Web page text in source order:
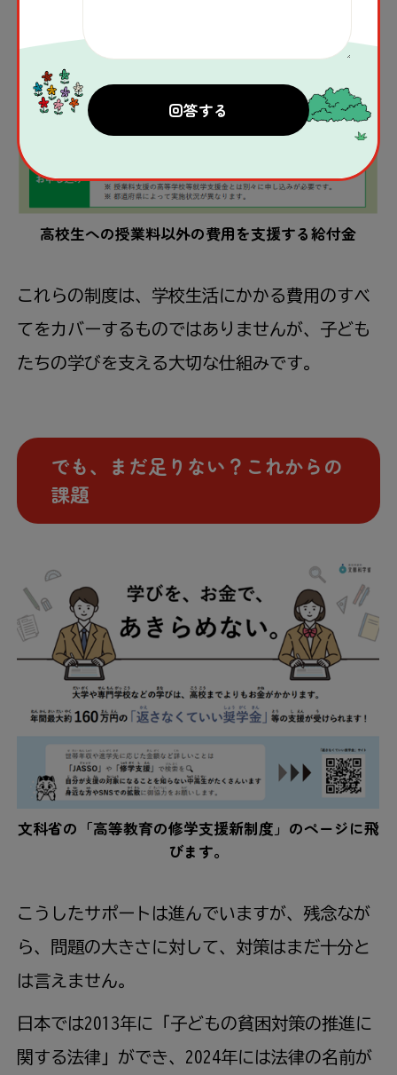
高校生への授業料以外の費用を支援する給付金
これらの制度は、学校生活にかかる費用のすべ
てをカバーするものではありませんが、子ども
たちの学びを支える大切な仕組みです。
でも、まだ足りない？これからの
課題
文科省の「高等教育の修学支援新制度」のページに飛
びます。
こうしたサポートは進んでいますが、残念なが
ら、問題の大きさに対して、対策はまだ十分と
は言えません。
日本では2013年に「子どもの貧困対策の推進に
関する法律」ができ、2024年には法律の名前が